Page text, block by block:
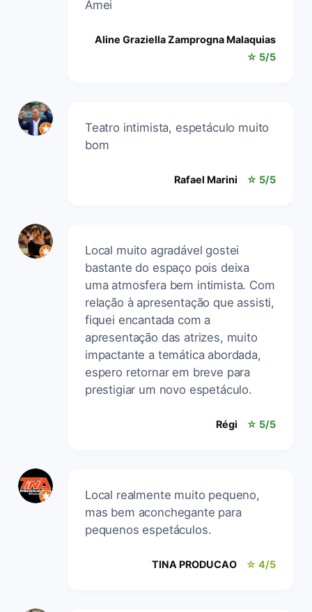
Amei
Aline Graziella Zamprogna Malaquias
☆ 5/5
Teatro intimista, espetáculo muito
bom
Rafael Marini ☆ 5/5
Local muito agradável gostei
bastante do espaço pois deixa
uma atmosfera bem intimista. Com
relação à apresentação que assisti,
fiquei encantada com a
apresentação das atrizes, muito
impactante a temática abordada,
espero retornar em breve para
prestigiar um novo espetáculo.
Régi ☆ 5/5
Local realmente muito pequeno,
mas bem aconchegante para
pequenos espetáculos.
TINA PRODUCAO ☆ 4/5